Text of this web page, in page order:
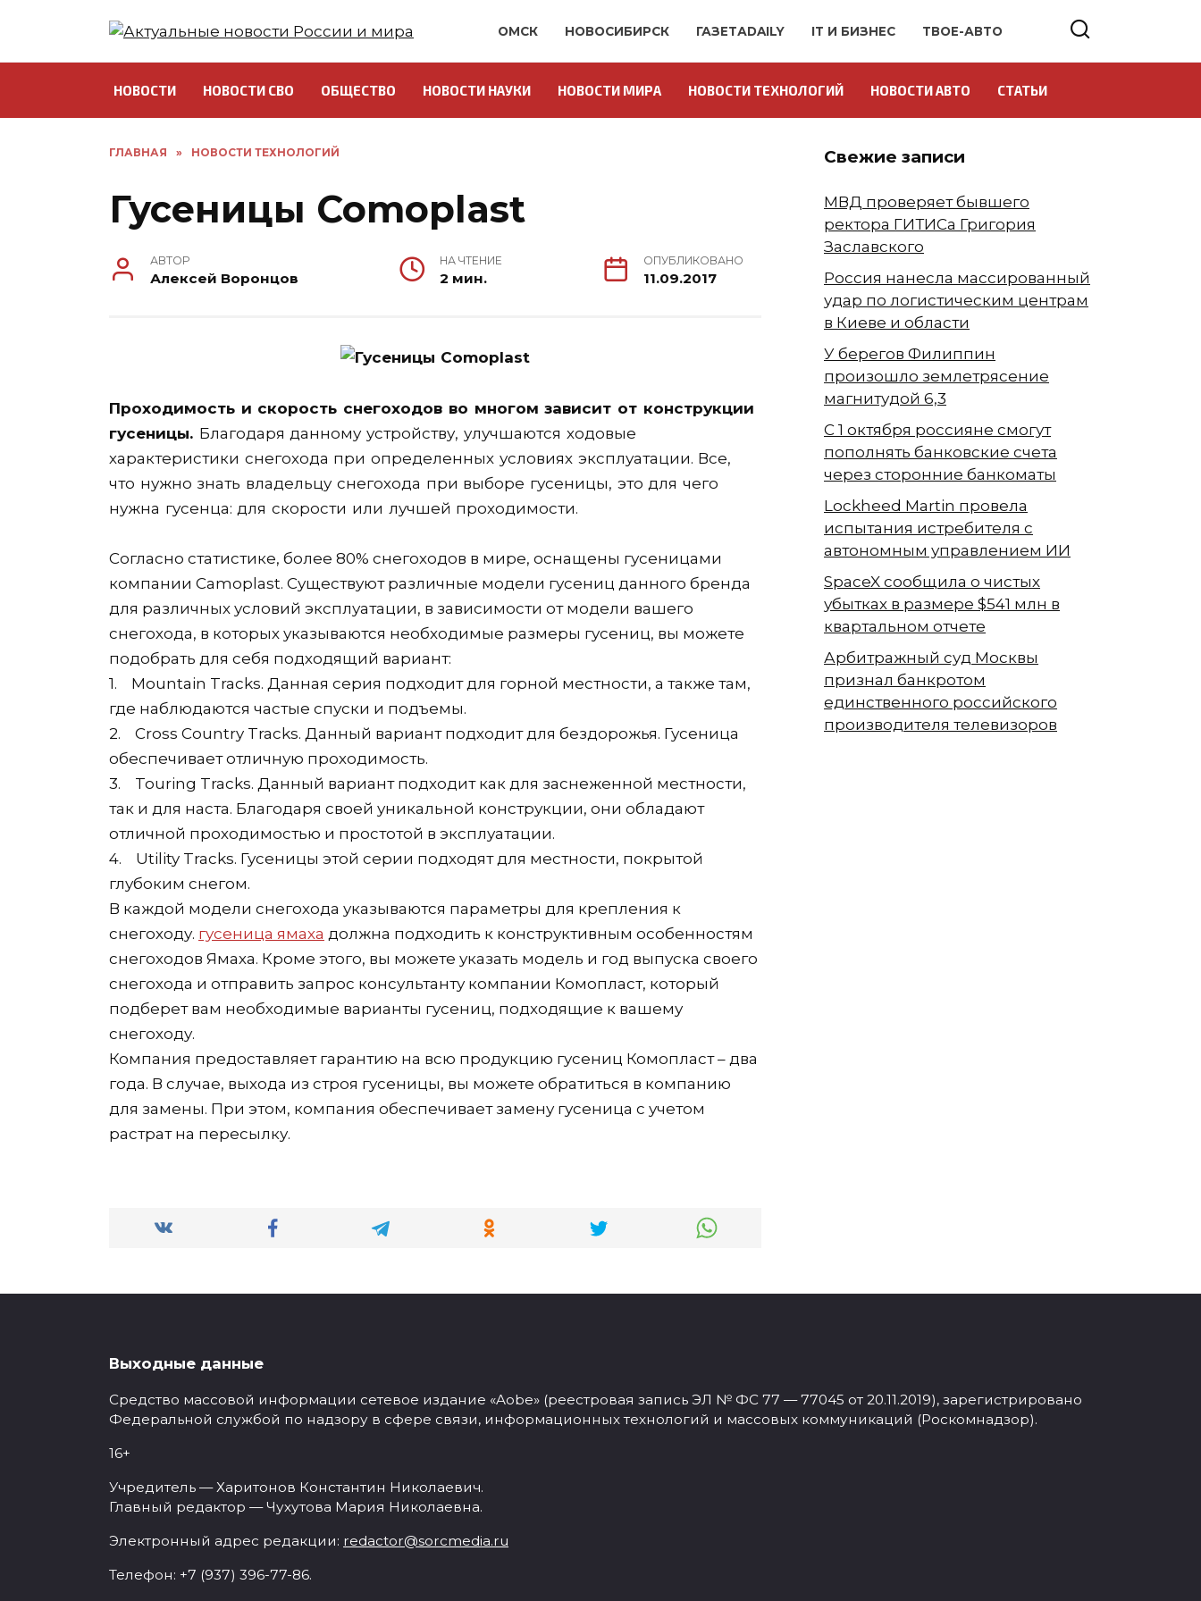
ОМСК НОВОСИБИРСК ГАЗЕТАDAILY IT И БИЗНЕС ТВОЕ-АВТО
НОВОСТИ НОВОСТИ СВО ОБЩЕСТВО НОВОСТИ НАУКИ НОВОСТИ МИРА НОВОСТИ ТЕХНОЛОГИЙ НОВОСТИ АВТО СТАТЬИ
ГЛАВНАЯ » НОВОСТИ ТЕХНОЛОГИЙ
Гусеницы Comoplast
АВТОР
Алексей Воронцов
НА ЧТЕНИЕ
2 мин.
ОПУБЛИКОВАНО
11.09.2017
Проходимость и скорость снегоходов во многом зависит от конструкции
гусеницы. Благодаря данному устройству, улучшаются ходовые
характеристики снегохода при определенных условиях эксплуатации. Все,
что нужно знать владельцу снегохода при выборе гусеницы, это для чего
нужна гусенца: для скорости или лучшей проходимости.
Согласно статистике, более 80% снегоходов в мире, оснащены гусеницами
компании Camoplast. Существуют различные модели гусениц данного бренда
для различных условий эксплуатации, в зависимости от модели вашего
снегохода, в которых указываются необходимые размеры гусениц, вы можете
подобрать для себя подходящий вариант:
1. Mountain Tracks. Данная серия подходит для горной местности, а также там,
где наблюдаются частые спуски и подъемы.
2. Cross Country Tracks. Данный вариант подходит для бездорожья. Гусеница
обеспечивает отличную проходимость.
3. Touring Tracks. Данный вариант подходит как для заснеженной местности,
так и для наста. Благодаря своей уникальной конструкции, они обладают
отличной проходимостью и простотой в эксплуатации.
4. Utility Tracks. Гусеницы этой серии подходят для местности, покрытой
глубоким снегом.
В каждой модели снегохода указываются параметры для крепления к
снегоходу. гусеница ямаха должна подходить к конструктивным особенностям
снегоходов Ямаха. Кроме этого, вы можете указать модель и год выпуска своего
снегохода и отправить запрос консультанту компании Комопласт, который
подберет вам необходимые варианты гусениц, подходящие к вашему
снегоходу.
Компания предоставляет гарантию на всю продукцию гусениц Комопласт – два
года. В случае, выхода из строя гусеницы, вы можете обратиться в компанию
для замены. При этом, компания обеспечивает замену гусеница с учетом
растрат на пересылку.
Свежие записи
МВД проверяет бывшего
ректора ГИТИСа Григория
Заславского
Россия нанесла массированный
удар по логистическим центрам
в Киеве и области
У берегов Филиппин
произошло землетрясение
магнитудой 6,3
С 1 октября россияне смогут
пополнять банковские счета
через сторонние банкоматы
Lockheed Martin провела
испытания истребителя с
автономным управлением ИИ
SpaceX сообщила о чистых
убытках в размере $541 млн в
квартальном отчете
Арбитражный суд Москвы
признал банкротом
единственного российского
производителя телевизоров
Выходные данные
Средство массовой информации сетевое издание «Aobe» (реестровая запись ЭЛ № ФС 77 — 77045 от 20.11.2019), зарегистрировано
Федеральной службой по надзору в сфере связи, информационных технологий и массовых коммуникаций (Роскомнадзор).
16+
Учредитель — Харитонов Константин Николаевич.
Главный редактор — Чухутова Мария Николаевна.
Электронный адрес редакции: redactor@sorcmedia.ru
Телефон: +7 (937) 396-77-86.